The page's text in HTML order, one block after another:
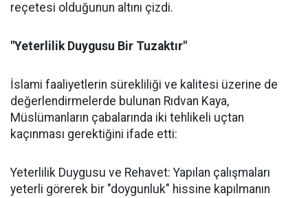
reçetesi olduğunun altını çizdi.
"Yeterlilik Duygusu Bir Tuzaktır"
İslami faaliyetlerin sürekliliği ve kalitesi üzerine de
değerlendirmelerde bulunan Rıdvan Kaya,
Müslümanların çabalarında iki tehlikeli uçtan
kaçınması gerektiğini ifade etti:
Yeterlilik Duygusu ve Rehavet: Yapılan çalışmaları
yeterli görerek bir "doygunluk" hissine kapılmanın